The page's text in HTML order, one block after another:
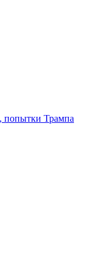
попытки Трампа